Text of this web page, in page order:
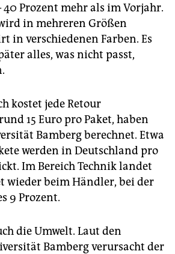
Prozent mehr als im Vorjahr.
in mehreren Größen
in verschiedenen Farben. Es
alles, was nicht passt,
kostet jede Retour
15 Euro pro Paket, haben
Bamberg berechnet. Etwa
werden in Deutschland pro
Im Bereich Technik landet
wieder beim Händler, bei der
9 Prozent.
die Umwelt. Laut den
Bamberg verursacht der